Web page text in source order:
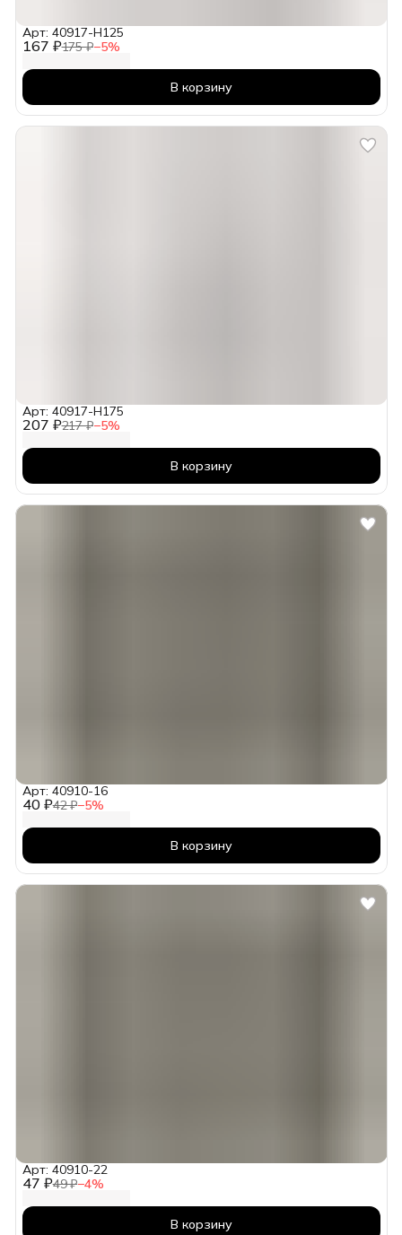
167 ₽175 ₽−5%
Арт: 40917-H125
В корзину
207 ₽217 ₽−5%
Арт: 40917-H175
В корзину
40 ₽42 ₽−5%
Арт: 40910-16
В корзину
47 ₽49 ₽−4%
Арт: 40910-22
В корзину